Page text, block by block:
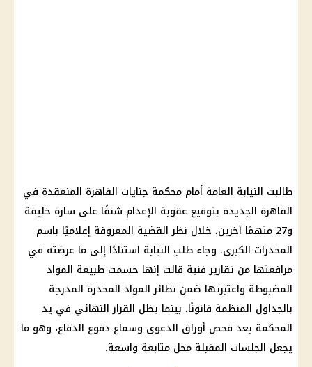
طالبت النيابة العامة أمام محكمة جنايات القاهرة المنعقدة في
القاهرة الجديدة بتوقيع عقوبة الإعدام شنقًا على سارة خليفة
و27 متهمًا آخرين، خلال نظر القضية المعروفة إعلاميًا باسم
المخدرات الكبرى. وجاء طلب النيابة استنادًا إلى ما عرضته في
مرافعتها من تقارير فنية قالت إنها حسمت طبيعة المواد
المضبوطة واعتبرتها ضمن نظائر المواد المخدرة المدرجة
بالجداول المنظمة قانونًا، بينما يظل القرار النهائي في يد
المحكمة بعد فحص أوراق الدعوى وسماع دفوع الدفاع، وهو ما
يجعل الجلسات المقبلة محل متابعة واسعة.